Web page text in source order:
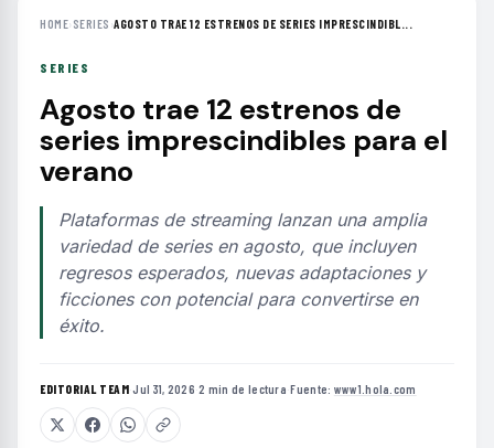
HOME› SERIES ›AGOSTO TRAE 12 ESTRENOS DE SERIES IMPRESCINDIBL...
SERIES
Agosto trae 12 estrenos de
series imprescindibles para el
verano
Plataformas de streaming lanzan una amplia
variedad de series en agosto, que incluyen
regresos esperados, nuevas adaptaciones y
ficciones con potencial para convertirse en
éxito.
EDITORIAL TEAM·Jul 31, 2026·2 min de lectura·Fuente: www1.hola.com